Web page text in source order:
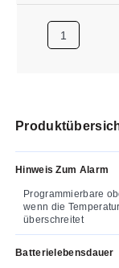
Hinweis Zum Alarm
Programmierbare
wenn die
überschreitet
Batterielebensdauer